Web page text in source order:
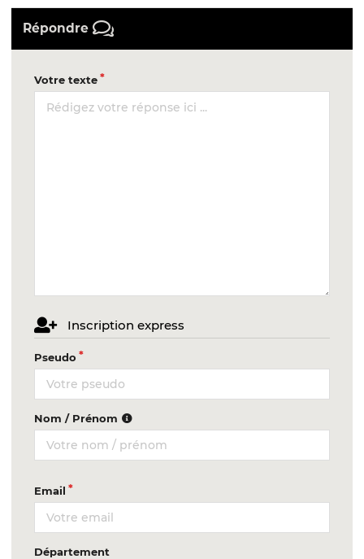
Répondre
Votre texte
Inscription express
Pseudo
Nom / Prénom
Email
Département